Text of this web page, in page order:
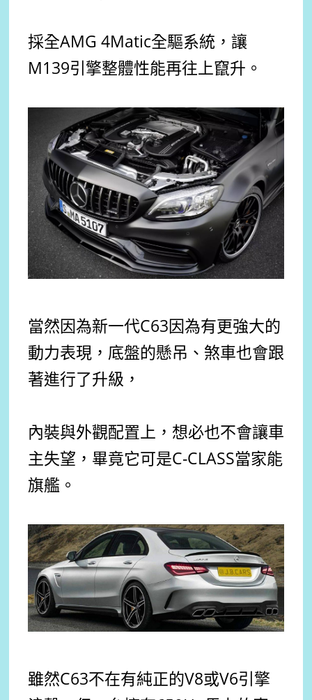
採全AMG 4Matic全驅系統，讓
M139引擎整體性能再往上竄升。
當然因為新一代C63因為有更強大的
動力表現，底盤的懸吊、煞車也會跟
著進行了升級，
內裝與外觀配置上，想必也不會讓車
主失望，畢竟它可是C-CLASS當家能
旗艦。
雖然C63不在有純正的V8或V6引擎